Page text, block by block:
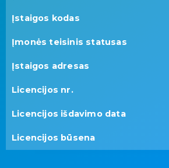
Įstaigos kodas
Įmonės teisinis statusas
Įstaigos adresas
Licencijos nr.
Licencijos išdavimo data
Licencijos būsena